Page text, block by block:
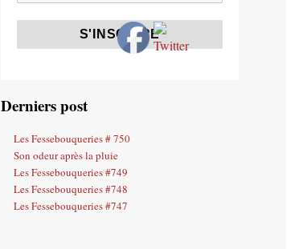
Derniers post
Les Fessebouqueries # 750
Son odeur après la pluie
Les Fessebouqueries #749
Les Fessebouqueries #748
Les Fessebouqueries #747